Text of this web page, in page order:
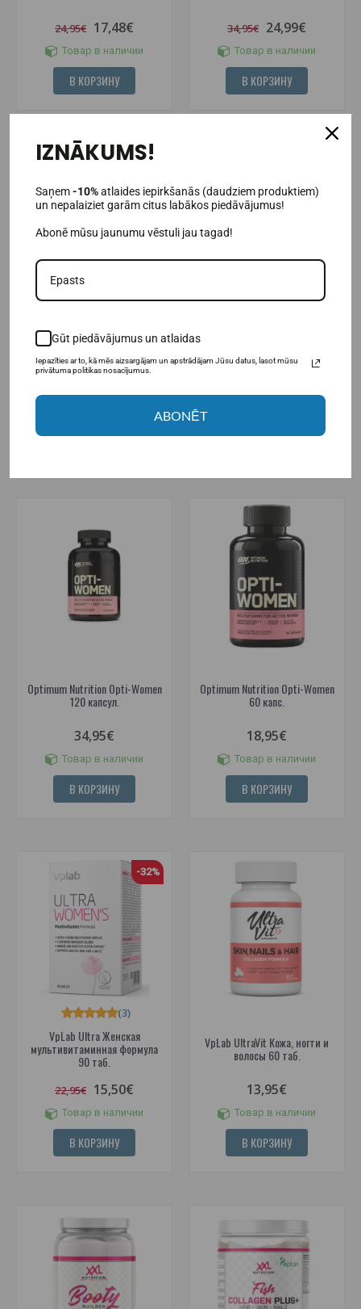
24,95€ 17,48€
Товар в наличии
В КОРЗИНУ
34,95€ 24,99€
Товар в наличии
В КОРЗИНУ
MaxxWin Revix Femina Meno 90
капсул.
(2)
В КОРЗИНУ
капсул.
В КОРЗИНУ
Optimum Nutrition Opti-Women
120 капсул.
34,95€
Товар в наличии
В КОРЗИНУ
Optimum Nutrition Opti-Women
60 капс.
18,95€
Товар в наличии
В КОРЗИНУ
-32%
VpLab Ultra Женская
мультивитаминная формула
90 таб.
(3)
22,95€ 15,50€
Товар в наличии
В КОРЗИНУ
VpLab UltraVit Кожа, ногти и
волосы 60 таб.
13,95€
Товар в наличии
В КОРЗИНУ
IZNĀKUMS!
Saņem-10%atlaides iepirkšanās (daudziem produktiem)
un nepalaiziet garām citus labākos piedāvājumus!
Abonē mūsu jaunumu vēstuli jau tagad!
Gūt piedāvājumus un atlaidas
Iepazīties ar to, kā mēs aizsargājam un apstrādājam Jūsu datus, lasot mūsu
privātuma politikas nosacījumus.
ABONĒT